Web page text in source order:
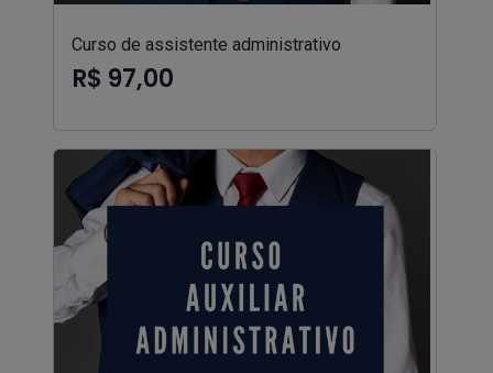
Curso de assistente administrativo
R$ 97,00